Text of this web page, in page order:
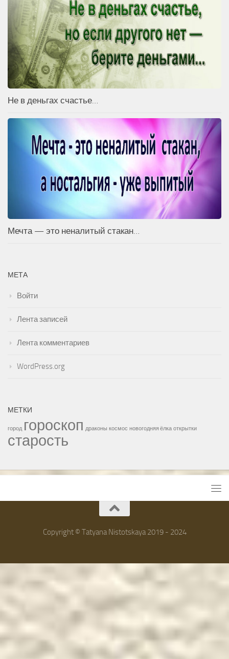
Не в деньгах счастье…
Мечта — это неналитый стакан…
МЕТА
Войти
Лента записей
Лента комментариев
WordPress.org
МЕТКИ
город гороскоп драконы космос новогодняя ёлка открытки
старость
Copyright © Tatyana Nistotskaya 2019 - 2024